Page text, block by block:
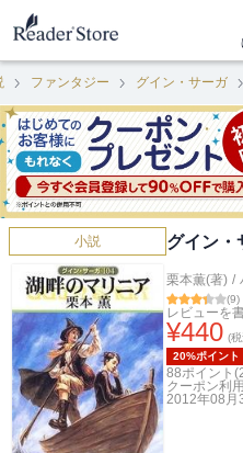
ファンタジー グイン・サーガ
小説 グイン
栗本薫(著) /
(9)
レビューを
¥440 (
20%ポイント
88ポイント(
クーポン利
2012年08月